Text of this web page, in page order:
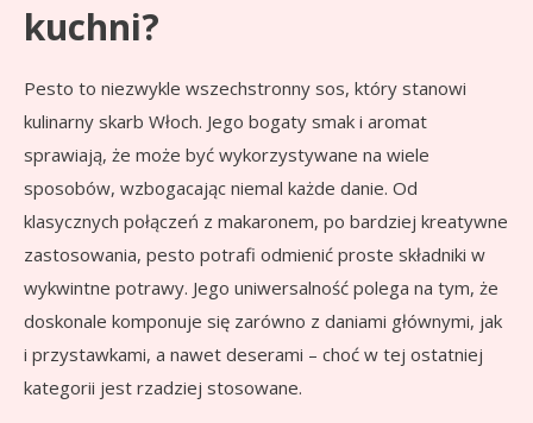
kuchni?
Pesto to niezwykle wszechstronny sos, który stanowi
kulinarny skarb Włoch. Jego bogaty smak i aromat
sprawiają, że może być wykorzystywane na wiele
sposobów, wzbogacając niemal każde danie. Od
klasycznych połączeń z makaronem, po bardziej kreatywne
zastosowania, pesto potrafi odmienić proste składniki w
wykwintne potrawy. Jego uniwersalność polega na tym, że
doskonale komponuje się zarówno z daniami głównymi, jak
i przystawkami, a nawet deserami – choć w tej ostatniej
kategorii jest rzadziej stosowane.